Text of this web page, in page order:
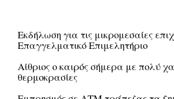
Εκδήλωση για τις μικρομεσαίες
Επαγγελματικό Επιμελητήριο
Αίθριος ο καιρός σήμερα με πολύ
θερμοκρασίες